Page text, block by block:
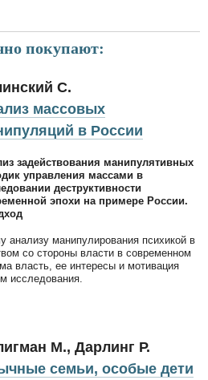
покупают:
С.
массовых
в России
задействования манипулятивных
управления массами в
деструктивности
эпохи на примере России.
анализу манипулирования психикой в
со стороны власти в современном
власть, ее интересы и мотивация
исследования.
М., Дарлинг Р.
семьи, особые дети